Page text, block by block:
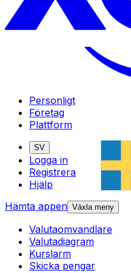
Personligt
Företag
Plattform
SV
Logga in
Registrera
Hjälp
Hämta appen Växla meny
Valutaomvandlare
Valutadiagram
Kurslarm
Skicka pengar